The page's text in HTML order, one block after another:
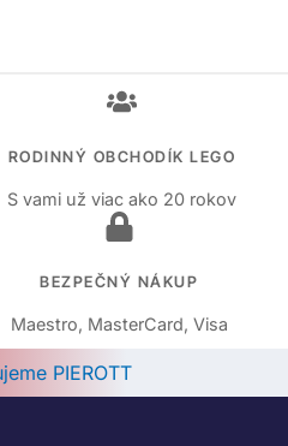
RODINNÝ OBCHODÍK LEGO
S vami už viac ako 20 rokov
BEZPEČNÝ NÁKUP
Maestro, MasterCard, Visa